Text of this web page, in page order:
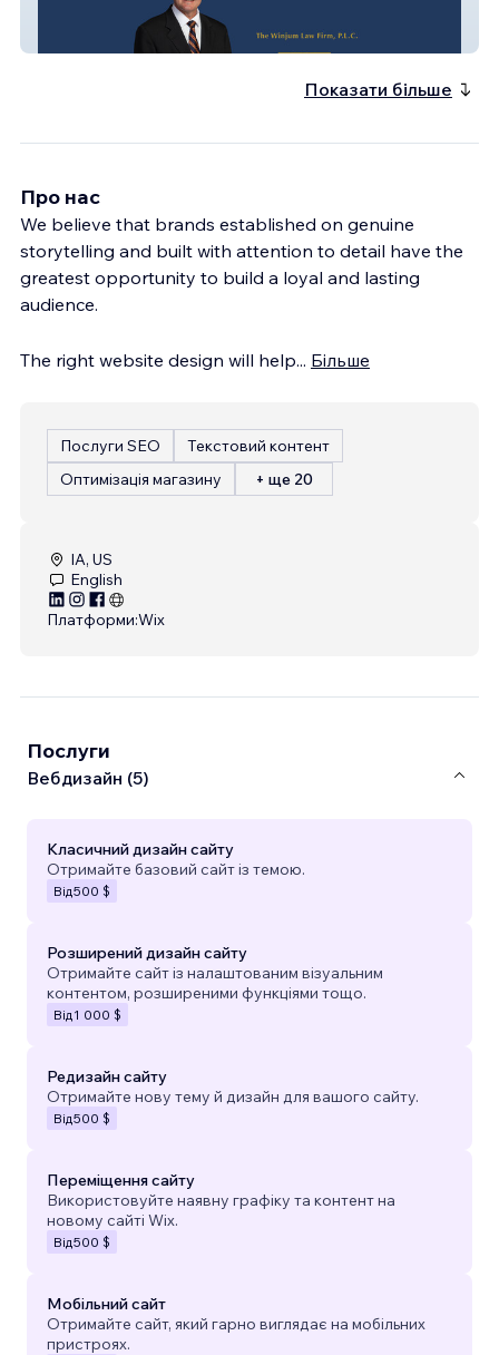
Winjumlawfirm
Показати більше
Про нас
We believe that brands established on genuine
storytelling and built with attention to detail have the
greatest opportunity to build a loyal and lasting
audience.
The right website design will help... Більше
Послуги SEO
Текстовий контент
Оптимізація магазину
+ ще 20
IA, US
English
Платформи:Wix
Послуги
Вебдизайн (5)
Класичний дизайн сайту
Отримайте базовий сайт із темою.
Від500 $
Розширений дизайн сайту
Отримайте сайт із налаштованим візуальним
контентом, розширеними функціями тощо.
Від 1 000 $
Редизайн сайту
Отримайте нову тему й дизайн для вашого сайту.
Від500 $
Переміщення сайту
Використовуйте наявну графіку та контент на
новому сайті Wix.
Від500 $
Мобільний сайт
Отримайте сайт, який гарно виглядає на мобільних
пристроях.